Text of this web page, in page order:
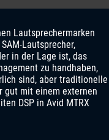
Lautsprechermarken
Lautsprecher,
in der Lage ist, das
zu handhaben,
sind, aber traditionelle
gut mit einem externen
DSP in Avid MTRX